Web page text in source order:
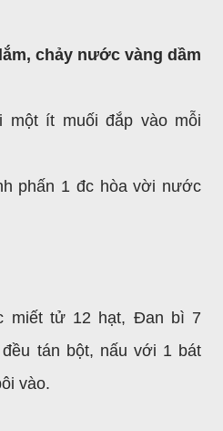
chảy nước vàng dầm
một ít muối đắp vào mỗi
phấn 1 đc hòa vời nước
miết tử 12 hạt, Đan bì 7
tán bột, nấu với 1 bát
vào.